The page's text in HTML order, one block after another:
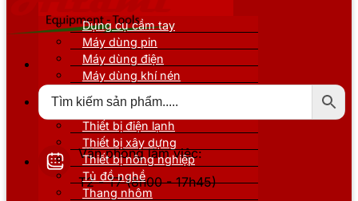
Văn phòng làm việc:
T2 - T7 (8h00 - 17h45)
Dụng cụ cầm tay
Máy dùng pin
Máy dùng điện
Máy dùng khí nén
Thiết bị nâng đỡ
Thiết bị điện lạnh
Thiết bị xây dựng
Thiết bị nông nghiệp
Tủ đồ nghề
Thang nhôm